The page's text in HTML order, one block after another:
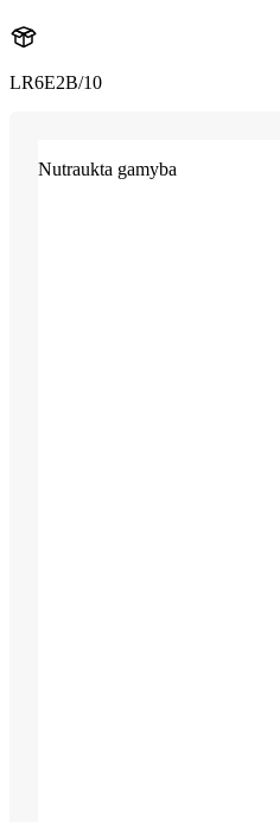
LR6E2B/10
Nutraukta gamyba